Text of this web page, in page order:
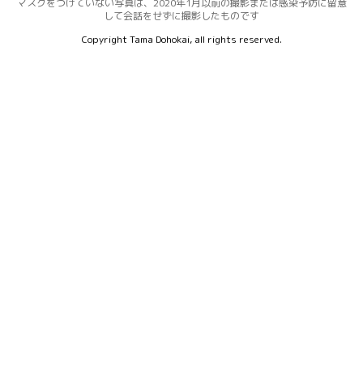
マスクをつけていない写真は、2020年1月以前の撮影または感染予防に留意
して会話をせずに撮影したものです
Copyright Tama Dohokai, all rights reserved.